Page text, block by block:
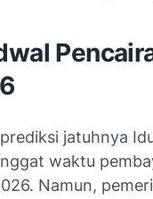
jatuhnya
waktu
Namun,